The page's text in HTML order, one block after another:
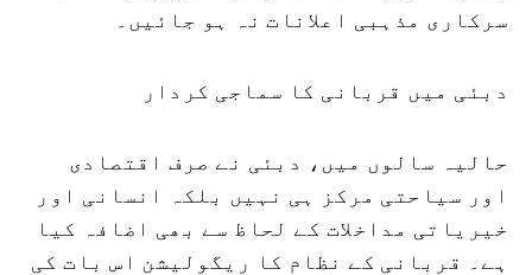
سرکاری مذہبی اعلانات نہ ہو جائیں۔
دبئی میں قربانی کا سماجی کردار
حالیہ سالوں میں، دبئی نے صرف اقتصادی
اور سیاحتی مرکز ہی نہیں بلکہ انسانی اور
خیریاتی مداخلات کے لحاظ سے بھی اضافہ کیا
ہے۔ قربانی کے نظام کا ریگولیشن اس بات کی